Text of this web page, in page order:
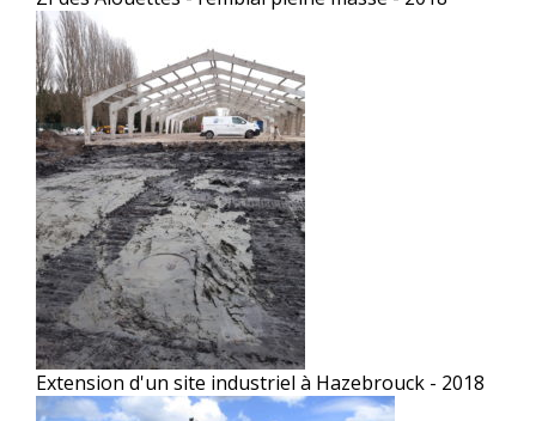
Extension d'un site industriel à Hazebrouck - 2018